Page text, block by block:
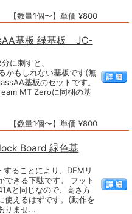
【数量1個〜】単価 ¥800
基板 緑基板 JC-
に刺すと、
かもしれない基板です(無
基板のセットです。
MT Zeroに同梱の基
【数量1個〜】単価 ¥800
Board 緑色基
することにより、DEMリ
できる下駄です。 フット
と同じなので、高さ方
使えるはずです。(動作を
りませ...